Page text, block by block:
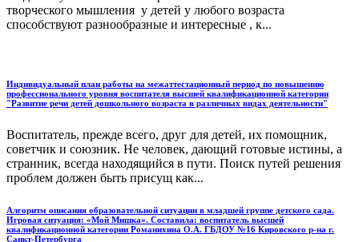
творческого мышления у детей у любого возраста
способствуют разнообразные и интересные , к...
Индивидуальный план работы на межаттестационный период по повышению
профессионального уровня воспитателя высшей квалификационной категории
"Развитие речи детей дошкольного возраста в различных видах деятельности"
Воспитатель, прежде всего, друг для детей, их помощник,
советчик и союзник. Не человек, дающий готовые истины, а
странник, всегда находящийся в пути. Поиск путей решения
проблем должен быть присущ как...
Алгоритм описания образовательной ситуации в младшей группе детского сада.
Игровая ситуация: «Мой Мишка». Составила: воспитатель высшей
квалификационной категории Романихина О.А. ГБДОУ №16 Кировского р-на г.
Санкт-Петербурга